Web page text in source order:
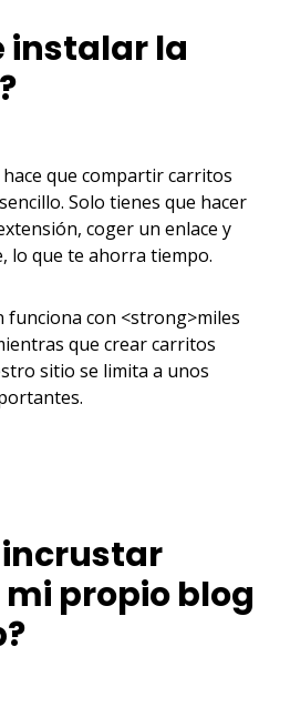
instalar la
que compartir carritos
Solo tienes que hacer
coger un enlace y
lo que te ahorra tiempo.
funciona con <strong>miles
que crear carritos
sitio se limita a unos
incrustar
mi propio blog